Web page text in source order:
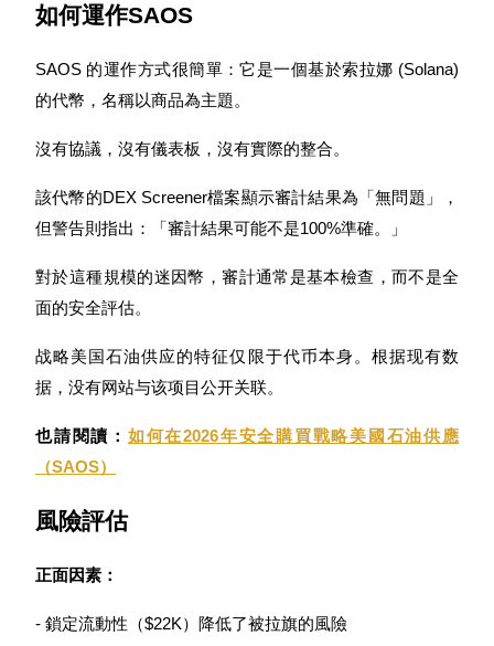
活期質押獲得熱門資產
鎖倉BTR
輕鬆獲得多重福利
借貸寶
借貸數字貨幣，及時且安全的服務
如何運作SAOS
SAOS 的運作方式很簡單：它是一個基於索拉娜 (Solana)
的代幣，名稱以商品為主題。
沒有協議，沒有儀表板，沒有實際的整合。
該代幣的DEX Screener檔案顯示審計結果為「無問題」，
但警告則指出：「審計結果可能不是100%準確。」
對於這種規模的迷因幣，審計通常是基本檢查，而不是全
面的安全評估。
战略美国石油供应的特征仅限于代币本身。根据现有数
据，没有网站与该项目公开关联。
也請閱讀： 如何在2026年安全購買戰略美國石油供應
（SAOS）
風險評估
正面因素：
- 鎖定流動性（$22K）降低了被拉旗的風險